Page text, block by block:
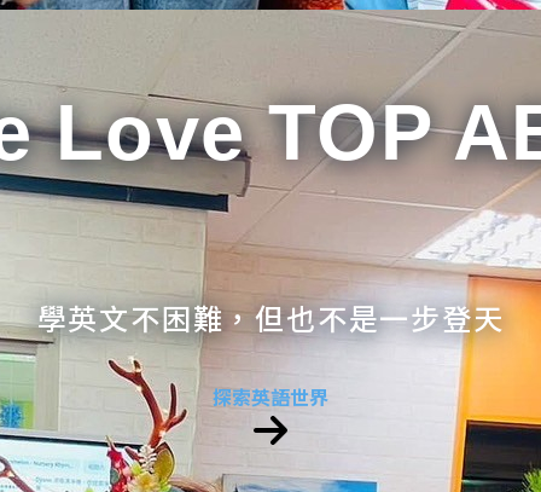
Love TOP
學英文不困難，但也不是一步登天
探索英語世界